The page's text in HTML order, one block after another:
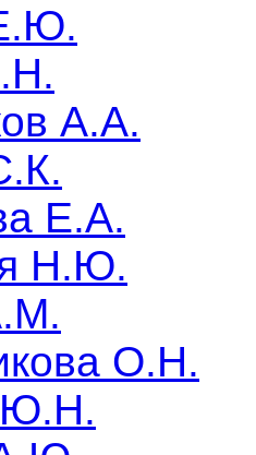
А.А.
Е.А.
Н.Ю.
О.Н.
Ю.Н.